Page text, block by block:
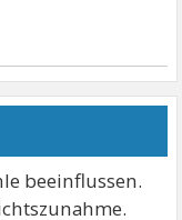
beeinflussen.